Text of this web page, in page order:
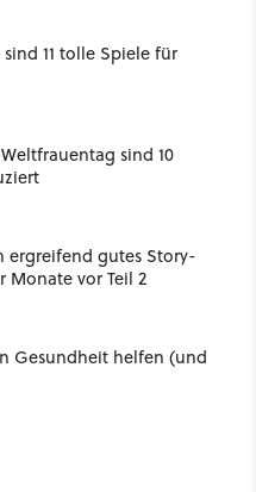
11 tolle Spiele für
sind 10
ergreifend gutes Story-
Monate vor Teil 2
Gesundheit helfen (und